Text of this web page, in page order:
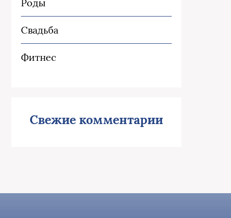
Роды
Свадьба
Фитнес
Свежие комментарии